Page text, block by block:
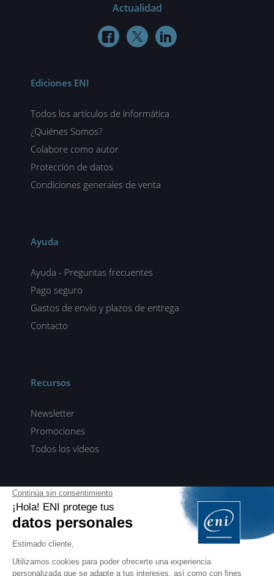
Actualidad
  
Ediciones ENI
Todos los artículos de informática
¿Quiénes Somos?
Colabore como autor
Protección de datos
Condiciones generales de venta
Ayuda
Ayuda - Preguntas frecuentes
Pago seguro
Gastos de envío y plazos de entrega
Contacto
Recursos
Newsletter
Promociones
Todos los vídeos
ENI elearning
E-formaciones en 5 idiomas
ES FR
PROFESIONALES